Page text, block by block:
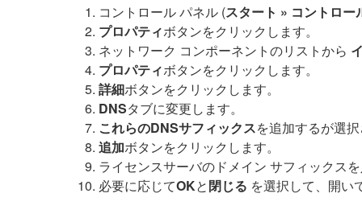
コントロール パネル (スタート » コントロ
プロパティボタンをクリックします。
ネットワーク コンポーネントのリストから
プロパティボタンをクリックします。
詳細ボタンをクリックします。
DNSタブに変更します。
これらのDNSサフィックスを追加するが選
追加ボタンをクリックします。
ライセンスサーバのドメイン サフィックス
必要に応じてOKと閉じる を選択して、開い